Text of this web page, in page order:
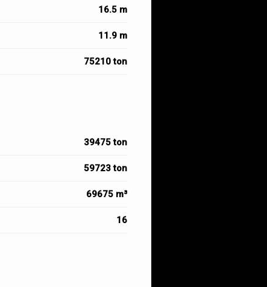
16.5 m
11.9 m
75210 ton
39475 ton
59723 ton
69675 m³
16